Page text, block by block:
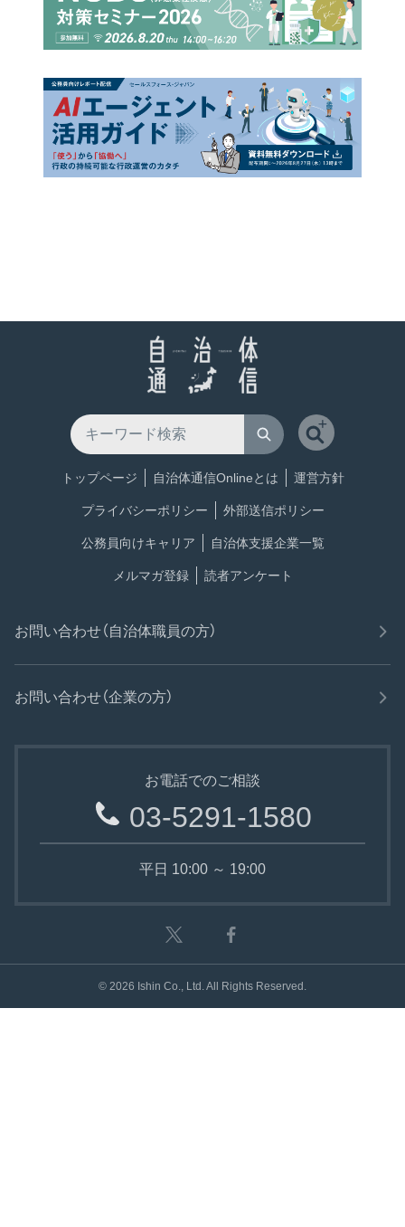
トップページ 自治体通信Onlineとは 運営方針
プライバシーポリシー 外部送信ポリシー
公務員向けキャリア 自治体支援企業一覧
メルマガ登録 読者アンケート
お問い合わせ（自治体職員の方）
お問い合わせ（企業の方）
お電話でのご相談
03-5291-1580
平日 10:00 ～ 19:00
© 2026 Ishin Co., Ltd. All Rights Reserved.